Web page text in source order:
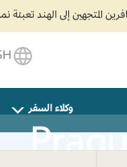
وكلاء السفر